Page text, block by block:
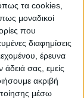
τα cookies,
μοναδικοί
που
διαφημίσεις
έρευνα
άδειά σας, εμείς
ακριβή
μέσω
ΝΕΟΣ
της